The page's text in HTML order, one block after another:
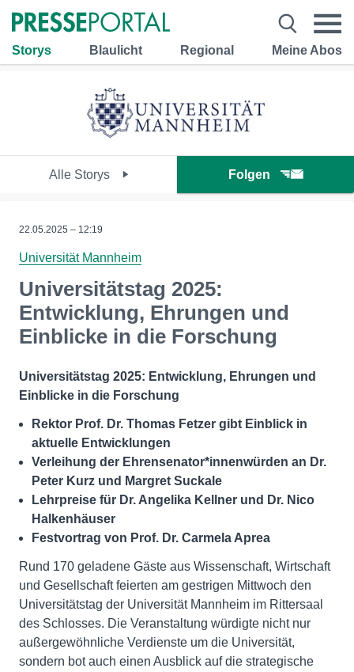
Storys Blaulicht Regional Meine Abos
Alle Storys Folgen
22.05.2025 – 12:19
Universität Mannheim
Universitätstag 2025:
Entwicklung, Ehrungen und
Einblicke in die Forschung
Universitäts­tag 2025: Entwicklung, Ehrungen und
Einblicke in die Forschung
Rektor Prof. Dr. Thomas Fetzer gibt Einblick in
aktuelle Entwicklungen
Verleihung der Ehrensenator*innenwürden an Dr.
Peter Kurz und Margret Suckale
Lehr­preise für Dr. Angelika Kellner und Dr. Nico
Halkenhäuser
Festvortrag von Prof. Dr. Carmela Aprea
Rund 170 geladene Gäste aus Wissenschaft, Wirtschaft
und Gesellschaft feierten am gestrigen Mittwoch den
Universitätstag der Universität Mannheim im Rittersaal
des Schlosses. Die Veranstaltung würdigte nicht nur
außergewöhnliche Verdienste um die Universität,
sondern bot auch einen Ausblick auf die strategische